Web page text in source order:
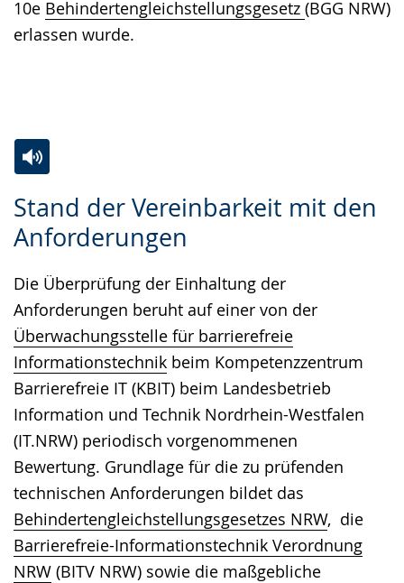
10e Behindertengleichstellungsgesetz (BGG NRW)
erlassen wurde.
Stand der Vereinbarkeit mit den
Anforderungen
Die Überprüfung der Einhaltung der
Anforderungen beruht auf einer von der
Überwachungsstelle für barrierefreie
Informationstechnik beim Kompetenzzentrum
Barrierefreie IT (KBIT) beim Landesbetrieb
Information und Technik Nordrhein-Westfalen
(IT.NRW) periodisch vorgenommenen
Bewertung. Grundlage für die zu prüfenden
technischen Anforderungen bildet das
Behindertengleichstellungsgesetzes NRW, die
Barrierefreie-Informationstechnik Verordnung
NRW (BITV NRW) sowie die maßgebliche
Leichten
Sprache
Audio-
Unterstützung.
Video
in
Gebärdensprache
wird
angezeigt.